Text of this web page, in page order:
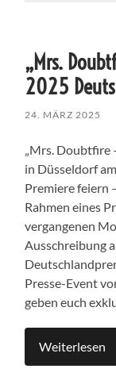
„Mrs.
2025
24. MÄRZ 2025
„Mrs. Doubtfire
in Düsseldorf
Premiere feiern
Rahmen eines
vergangenen
Ausschreibung
Presse-Event
geben euch
Weiterlesen